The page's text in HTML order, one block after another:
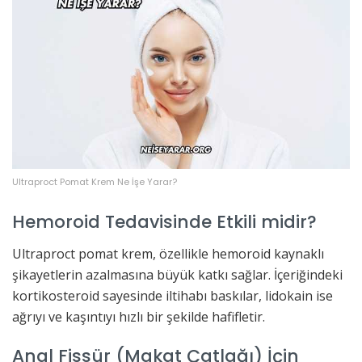
Ultraproct Pomat Krem Ne İşe Yarar?
Hemoroid Tedavisinde Etkili midir?
Ultraproct pomat krem, özellikle hemoroid kaynaklı
şikayetlerin azalmasına büyük katkı sağlar. İçeriğindeki
kortikosteroid sayesinde iltihabı baskılar, lidokain ise
ağrıyı ve kaşıntıyı hızlı bir şekilde hafifletir.
Anal Fissür (Makat Çatlağı) İçin